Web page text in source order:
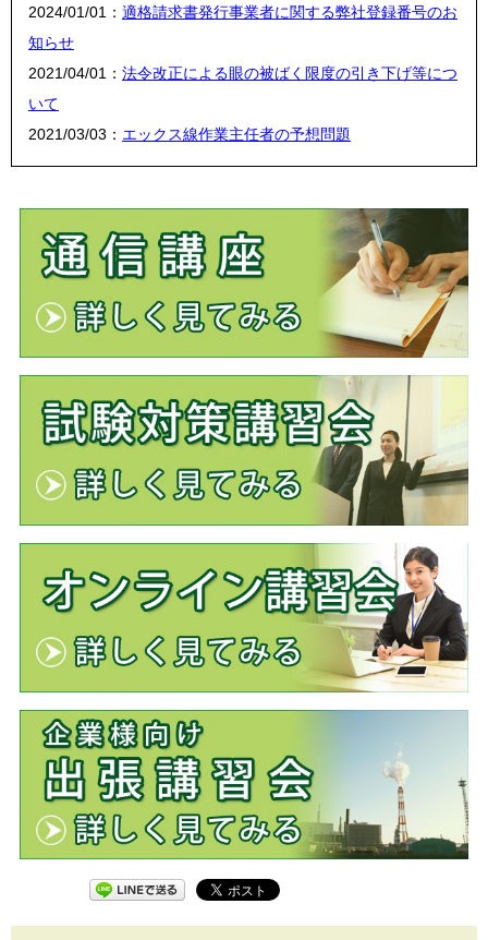
2024/01/01： 適格請求書発行事業者に関する弊社登録番号のお
知らせ
2021/04/01： 法令改正による眼の被ばく限度の引き下げ等につ
いて
2021/03/03： エックス線作業主任者の予想問題